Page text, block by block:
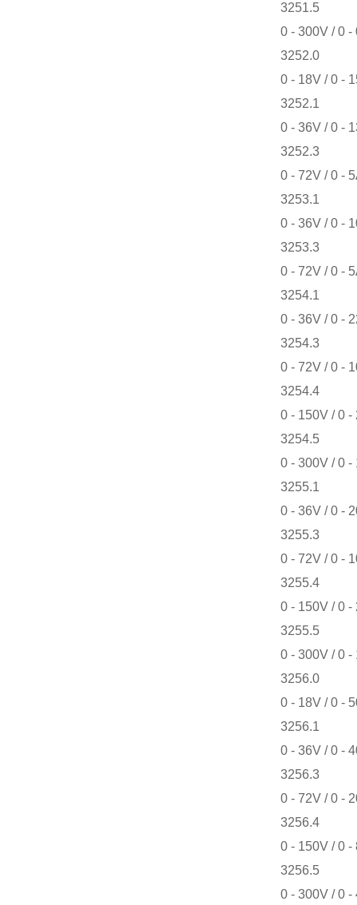
3251.5
0 - 300V / 0 -
3252.0
0 - 18V / 0 -
3252.1
0 - 36V / 0 -
3252.3
0 - 72V / 0 -
3253.1
0 - 36V / 0 -
3253.3
0 - 72V / 0 -
3254.1
0 - 36V / 0 -
3254.3
0 - 72V / 0 -
3254.4
0 - 150V / 0 -
3254.5
0 - 300V / 0 -
3255.1
0 - 36V / 0 -
3255.3
0 - 72V / 0 -
3255.4
0 - 150V / 0 -
3255.5
0 - 300V / 0 -
3256.0
0 - 18V / 0 -
3256.1
0 - 36V / 0 -
3256.3
0 - 72V / 0 -
3256.4
0 - 150V / 0 -
3256.5
0 - 300V / 0 -